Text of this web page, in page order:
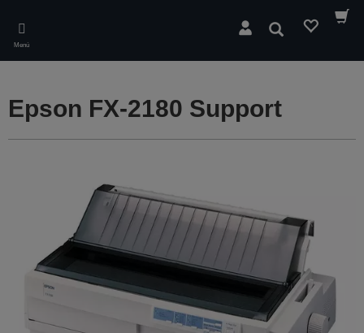
main
content
Menú
Buscar
Epson FX-2180 Support